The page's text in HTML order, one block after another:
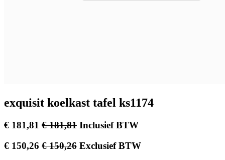
exquisit koelkast tafel ks1174
€ 181,81 €181,81 Inclusief BTW
€ 150,26 €150,26 Exclusief BTW